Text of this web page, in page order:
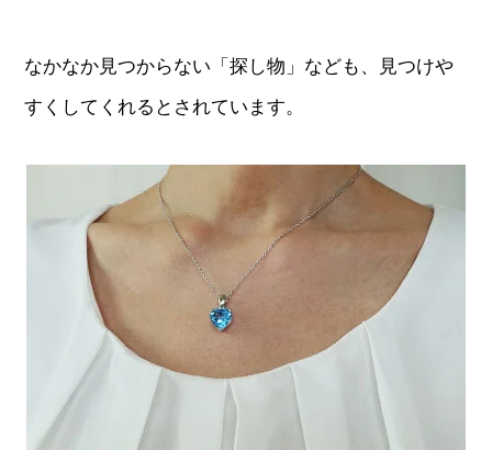
なかなか見つからない「探し物」なども、見つけや
すくしてくれるとされています。